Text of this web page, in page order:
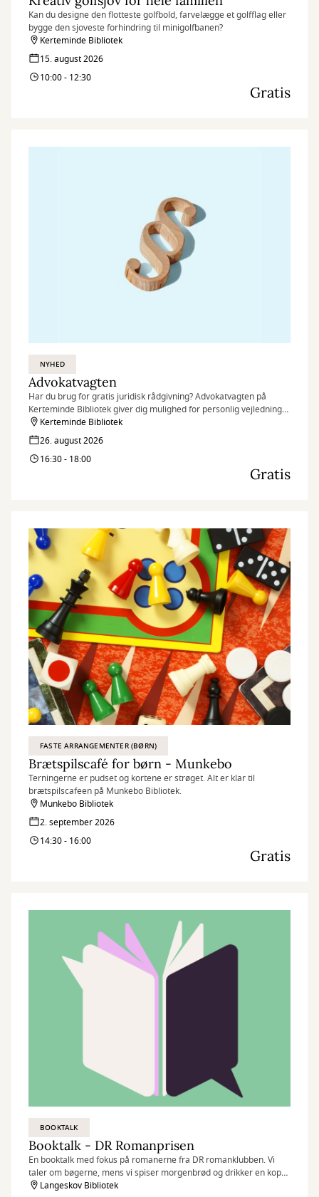
Kan du designe den flotteste golfbold, farvelægge et golfflag eller
bygge den sjoveste forhindring til minigolfbanen?
Kerteminde Bibliotek
15. august 2026
10:00 - 12:30
Gratis
NYHED
Advokatvagten
Har du brug for gratis juridisk rådgivning? Advokatvagten på
Kerteminde Bibliotek giver dig mulighed for personlig vejledning
af en frivillig advokat – hurtigt, nemt og uden omkostninger.
Kerteminde Bibliotek
26. august 2026
16:30 - 18:00
Gratis
FASTE ARRANGEMENTER (BØRN)
Brætspilscafé for børn - Munkebo
Terningerne er pudset og kortene er strøget. Alt er klar til
brætspilscafeen på Munkebo Bibliotek.
Munkebo Bibliotek
2. september 2026
14:30 - 16:00
Gratis
BOOKTALK
Booktalk - DR Romanprisen
En booktalk med fokus på romanerne fra DR romanklubben. Vi
taler om bøgerne, mens vi spiser morgenbrød og drikker en kop
kaffe.Langeskov Bibliotek